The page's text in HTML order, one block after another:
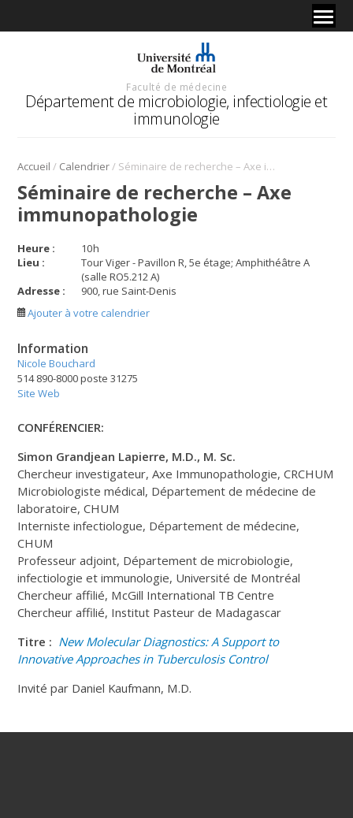
Faculté de médecine
Département de microbiologie, infectiologie et
immunologie
Accueil / Calendrier/ Séminaire de recherche – Axe immunopathologie
Séminaire de recherche – Axe
immunopathologie
Heure : 10h
Lieu :
Tour Viger - Pavillon R, 5e étage; Amphithéâtre A
(salle RO5.212 A)
Adresse :
900, rue Saint-Denis
Ajouter à votre calendrier
Information
Nicole Bouchard
514 890-8000 poste 31275
Site Web
CONFÉRENCIER:
Simon Grandjean Lapierre, M.D., M. Sc.
Chercheur investigateur, Axe Immunopathologie, CRCHUM
Microbiologiste médical, Département de médecine de
laboratoire, CHUM
Interniste infectiologue, Département de médecine,
CHUM
Professeur adjoint, Département de microbiologie,
infectiologie et immunologie, Université de Montréal
Chercheur affilié, McGill International TB Centre
Chercheur affilié, Institut Pasteur de Madagascar
Titre : New Molecular Diagnostics: A Support to
Innovative Approaches in Tuberculosis Control
Invité par Daniel Kaufmann, M.D.